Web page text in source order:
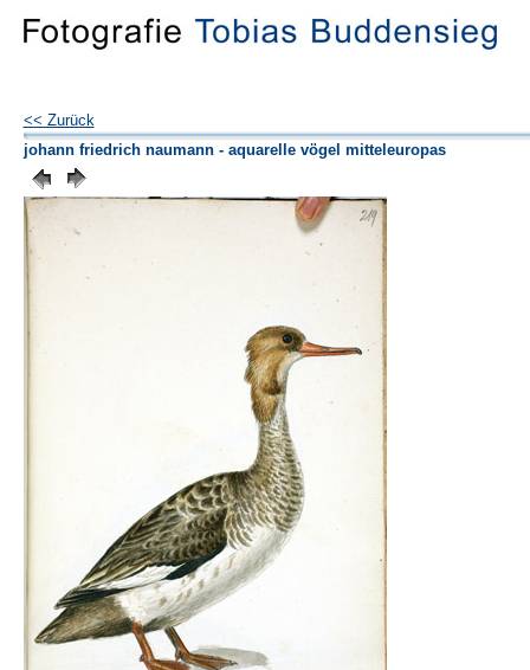
<< Zurück
johann friedrich naumann - aquarelle vögel mitteleuropas